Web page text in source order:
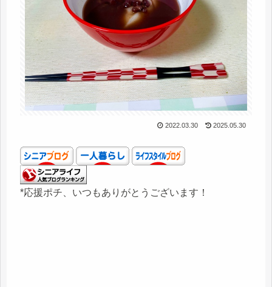
2022.03.30 2025.05.30
*応援ポチ、いつもありがとうございます！